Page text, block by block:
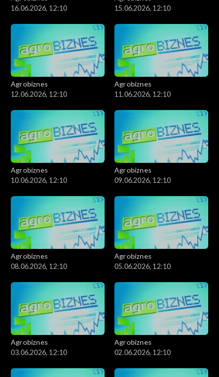
16.06.2026, 12:10
15.06.2026, 12:10
Agrobiznes
12.06.2026, 12:10
Agrobiznes
11.06.2026, 12:10
Agrobiznes
10.06.2026, 12:10
Agrobiznes
09.06.2026, 12:10
Agrobiznes
08.06.2026, 12:10
Agrobiznes
05.06.2026, 12:10
Agrobiznes
03.06.2026, 12:10
Agrobiznes
02.06.2026, 12:10